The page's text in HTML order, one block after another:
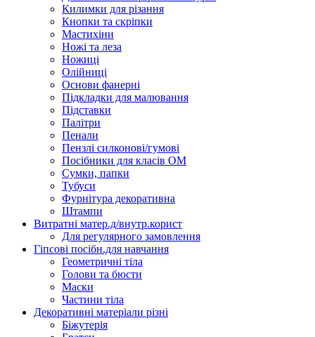
Килимки для різання
Кнопки та скріпки
Мастихіни
Ножі та леза
Ножиці
Олійниці
Основи фанерні
Підкладки для малювання
Підставки
Палітри
Пенали
Пензлі силконові/гумові
Посібники для класів ОМ
Сумки, папки
Тубуси
Фурнітура декоративна
Штампи
Витратні матер.д/внутр.корист
Для регулярного замовлення
Гіпсові посібн.для навчання
Геометричні тіла
Голови та бюсти
Маски
Частини тіла
Декоративні матеріали різні
Біжутерія